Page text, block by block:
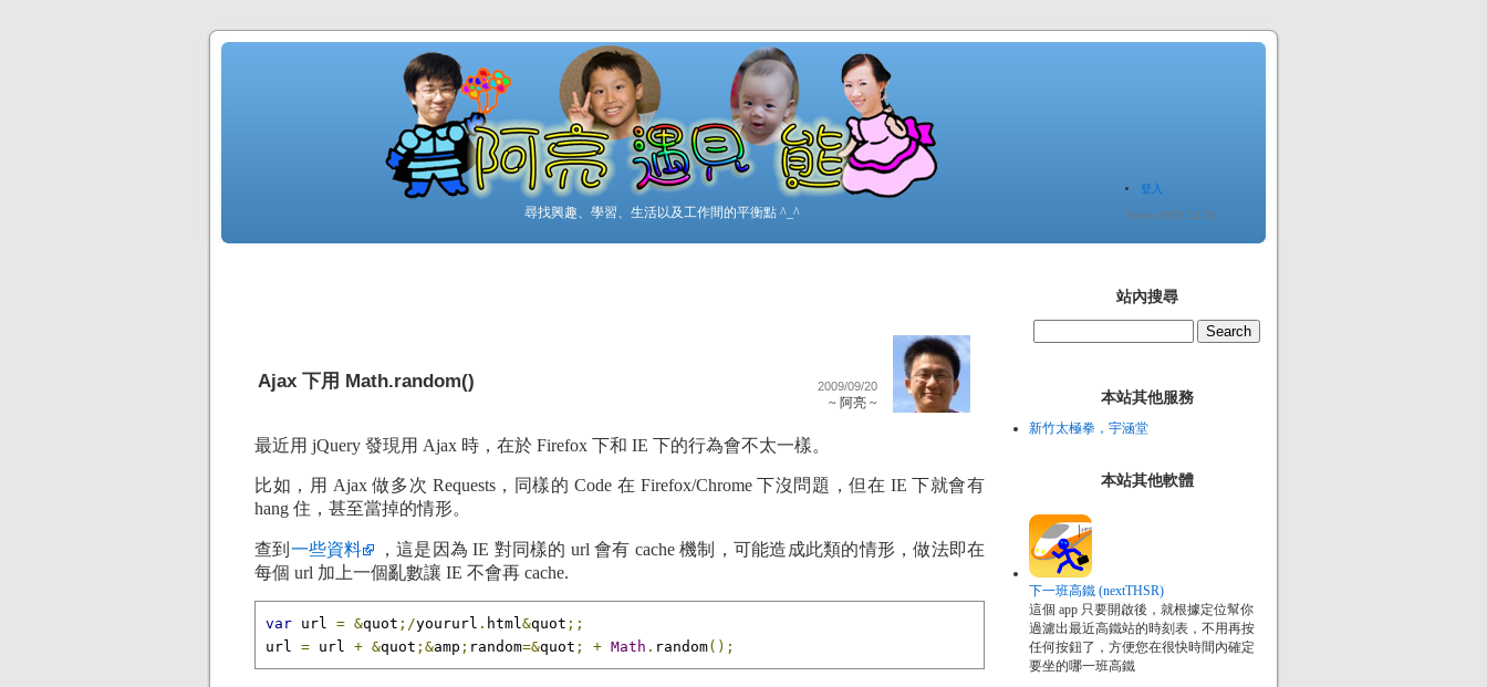
尋找興趣、學習、生活以及工作間的平衡點 ^_^
登入
Since 2005.12.20
Ajax 下用 Math.random() 2009/09/20
~ 阿亮 ~
最近用 jQuery 發現用 Ajax 時，在於 Firefox 下和 IE 下的行為會不太一樣。
比如，用 Ajax 做多次 Requests，同樣的 Code 在 Firefox/Chrome 下沒問題，但在 IE 下就會有
hang 住，甚至當掉的情形。
查到 一些資料
，這是因為 IE 對同樣的 url 會有 cache 機制，可能造成此類的情形，做法即在
每個 url 加上一個亂數讓 IE 不會再 cache.
var url = &quot ;/yoururl . html&quot ;;
url = url + &quot ;&amp ; random=&quot ; + Math . random();
站內搜尋
本站其他服務
新竹太極拳，宇涵堂
本站其他軟體
下一班高鐵 (nextTHSR)
這個 app 只要開啟後，就根據定位幫你
過濾出最近高鐵站的時刻表，不用再按
任何按鈕了，方便您在很快時間內確定
要坐的哪一班高鐵